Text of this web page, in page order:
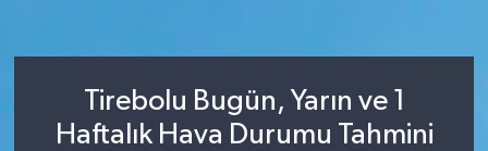
Tirebolu Bugün, Yarın ve 1
Haftalık Hava Durumu Tahmini
Spor
Tüm Manşetler
Son Dakika Haberleri